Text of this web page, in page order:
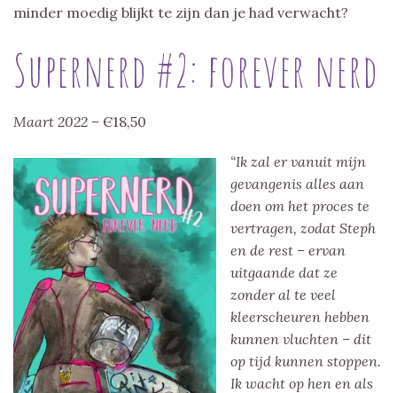
minder moedig blijkt te zijn dan je had verwacht?
Supernerd #2: forever nerd
Maart 2022 – Є18,50
“Ik zal er vanuit mijn
gevangenis alles aan
doen om het proces te
vertragen, zodat Steph
en de rest – ervan
uitgaande dat ze
zonder al te veel
kleerscheuren hebben
kunnen vluchten – dit
op tijd kunnen stoppen.
Ik wacht op hen en als